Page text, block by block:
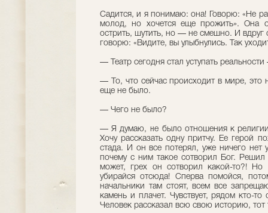
Садится, и я понимаю: она! Говорю: «Не
молод, но хочется еще прожить». Она
острить, шутить, но — не смешно. И вдруг
говорю: «Видите, вы улыбнулись. Так
— Театр сегодня стал уступать
— То, что сейчас происходит в мире, это
еще не было.
— Чего не было?
— Я думаю, не было отношения к религии
Хочу рассказать одну притчу. Ее герой
стада. И он все потерял, уже ничего
почему с ним такое сотворил Бог.
может, грех он сотворил какой-то?!
убирайся отсюда! Сперва помойся,
начальники там стоят, всем все
камень и плачет. Чувствует, рядом кто-
Человек рассказал всю свою историю, тот